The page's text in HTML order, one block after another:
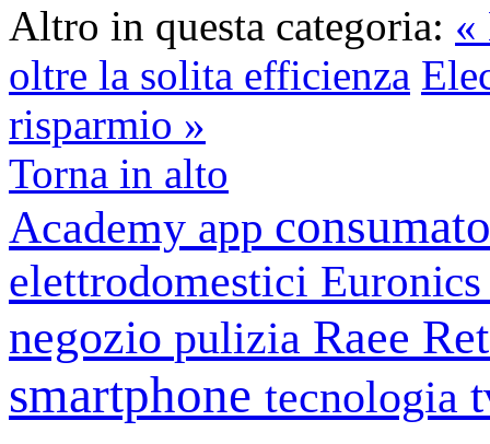
Altro in questa categoria: «
oltre la solita efficienza
risparmio »
Torna in alto
Academy app
elettrodomestici
negozio pulizia Raee
smartphone tecnologia